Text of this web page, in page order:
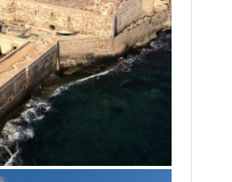
Siracusa